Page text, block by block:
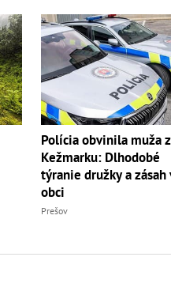
Polícia obvinila muža z
Kežmarku: Dlhodobé
týranie družky a zásah
obci
Prešov